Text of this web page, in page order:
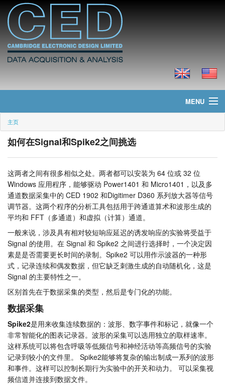
MENU
主页
新聞
产品
价格
下载
教程
支持
主页
如何在Signal和Spike2之间挑选
这两者之间有很多相似之处。两者都可以安装为 64 位或 32 位
Windows 应用程序，能够驱动 Power1401 和 Micro1401，以及多
通道数据采集中的 CED 1902 和Digitimer D360 系列放大器等信号
调节器。这两个程序的分析工具包括用于跨通道算术和波形生成的
平均和 FFT（多通道）和虚拟（计算）通道。
一般来说，涉及具有相对较短响应延迟的诱发响应的实验将受益于
Signal 的使用。在 Signal 和 Spike2 之间进行选择时，一个决定因
素是是否需要更长时间的录制。Spike2 可以用作示波器的一种形
式，记录连续和偶发数据，但它缺乏刺激生成的自动随机化，这是
Signal 的主要特性之一。
区别首先在于数据采集的类型，然后是专门化的功能。
数据采集
Spike2是用来收集连续数据的：波形、数字事件和标记，就像一个
非常智能化的图表记录器。波形的采集可以选用独立的取样速率。
这样系统可以将包含呼吸等低频信号和神经活动等高频信号的实验
记录到较小的文件里。 Spike2能够将复杂的输出制成一系列的波形
和事件。这样可以控制长期行为实验中的开关和动力。 可以采集视
频信道并连接到数据文件。